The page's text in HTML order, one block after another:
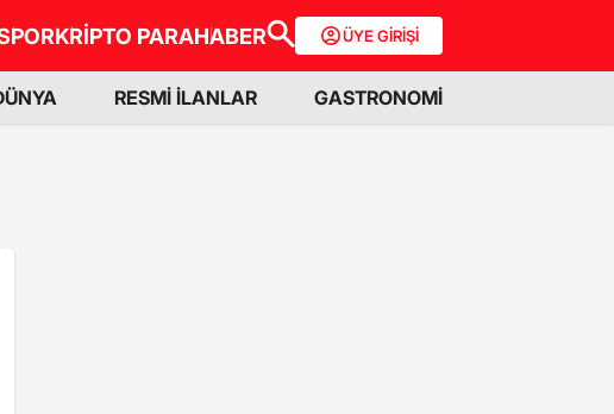
KRİPTO PARAHABER ÜYE GİRİŞİ
RESMİ İLANLAR GASTRONOMİ